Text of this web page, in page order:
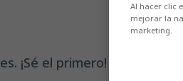
¡Sé el primero!
Al hacer clic
mejorar la
marketing.